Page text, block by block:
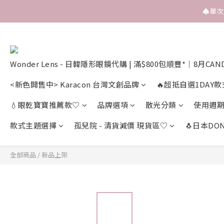
♠️單次
Wonder Lens - 日韓隱形眼鏡代購 | 滿$800包順豐*｜8月
<新色開售中> Karacon 台灣文創品牌
🔥超抵自選1DAY
💧眼乾寶寶推薦款♡
品牌選項 散光分類
使用週期
款式主題選擇
孤兒院 - 清貨減價 現貨區♡ 🐧日本
全部商品 /新品上架